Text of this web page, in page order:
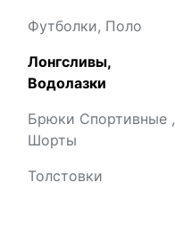
Футболки, Поло
Лонгсливы,
Водолазки
Брюки Спортивные ,
Шорты
Толстовки